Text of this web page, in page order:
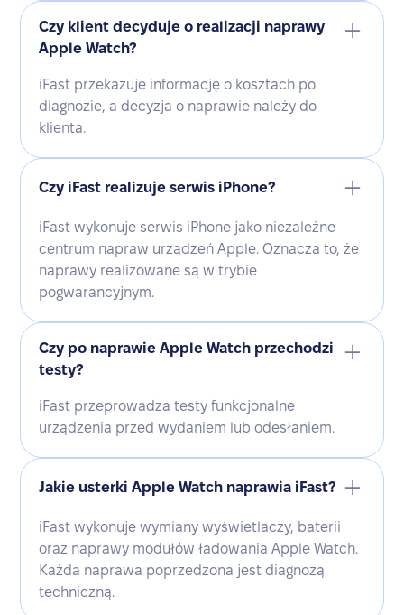
Czy klient decyduje o realizacji naprawy
Apple Watch?
iFast przekazuje informację o kosztach po
diagnozie, a decyzja o naprawie należy do
klienta.
Czy iFast realizuje serwis iPhone?
iFast wykonuje serwis iPhone jako niezależne
centrum napraw urządzeń Apple. Oznacza to, że
naprawy realizowane są w trybie
pogwarancyjnym.
Czy po naprawie Apple Watch przechodzi
testy?
iFast przeprowadza testy funkcjonalne
urządzenia przed wydaniem lub odesłaniem.
Jakie usterki Apple Watch naprawia iFast?
iFast wykonuje wymiany wyświetlaczy, baterii
oraz naprawy modułów ładowania Apple Watch.
Każda naprawa poprzedzona jest diagnozą
techniczną.